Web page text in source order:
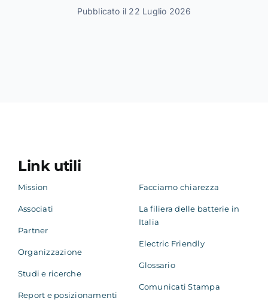
Pubblicato il 22 Luglio 2026
Link utili
Mission
Associati
Partner
Organizzazione
Studi e ricerche
Report e posizionamenti
Facciamo chiarezza
La filiera delle batterie in
Italia
Electric Friendly
Glossario
Comunicati Stampa